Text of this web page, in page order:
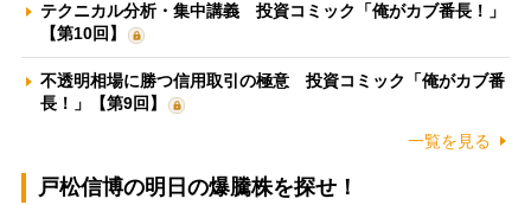
テクニカル分析・集中講義 投資コミック「俺がカブ番長！」
【第10回】
不透明相場に勝つ信用取引の極意 投資コミック「俺がカブ番
長！」【第9回】
一覧を見る
戸松信博の明日の爆騰株を探せ！